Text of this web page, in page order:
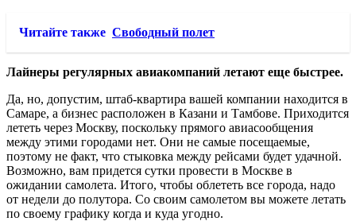
Читайте также Свободный полет
Лайнеры регулярных авиакомпаний летают еще быстрее.
Да, но, допустим, штаб-квартира вашей компании находится в
Самаре, а бизнес расположен в Казани и Тамбове. Приходится
лететь через Москву, поскольку прямого авиасообщения
между этими городами нет. Они не самые посещаемые,
поэтому не факт, что стыковка между рейсами будет удачной.
Возможно, вам придется сутки провести в Москве в
ожидании самолета. Итого, чтобы облететь все города, надо
от недели до полутора. Со своим самолетом вы можете летать
по своему графику когда и куда угодно.